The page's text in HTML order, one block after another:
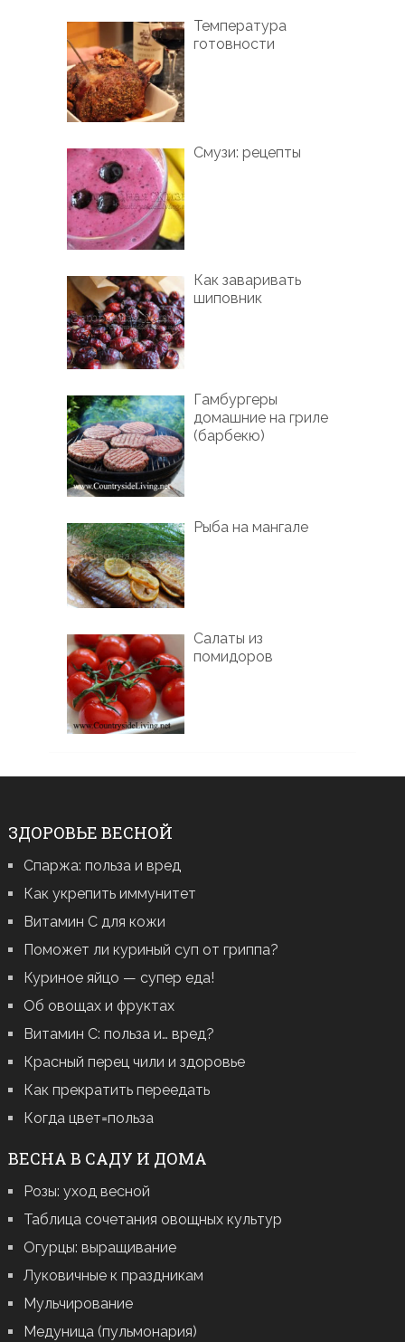
Температура
готовности
Смузи: рецепты
Как заваривать
шиповник
Гамбургеры
домашние на гриле
(барбекю)
Рыба на мангале
Салаты из
помидоров
ЗДОРОВЬЕ ВЕСНОЙ
Спаржа: польза и вред
Как укрепить иммунитет
Витамин С для кожи
Поможет ли куриный суп от гриппа?
Куриное яйцо — супер еда!
Об овощах и фруктах
Витамин С: польза и… вред?
Красный перец чили и здоровье
Как прекратить переедать
Когда цвет=польза
ВЕСНА В САДУ И ДОМА
Розы: уход весной
Таблица сочетания овощных культур
Огурцы: выращивание
Луковичные к праздникам
Мульчирование
Медуница (пульмонария)